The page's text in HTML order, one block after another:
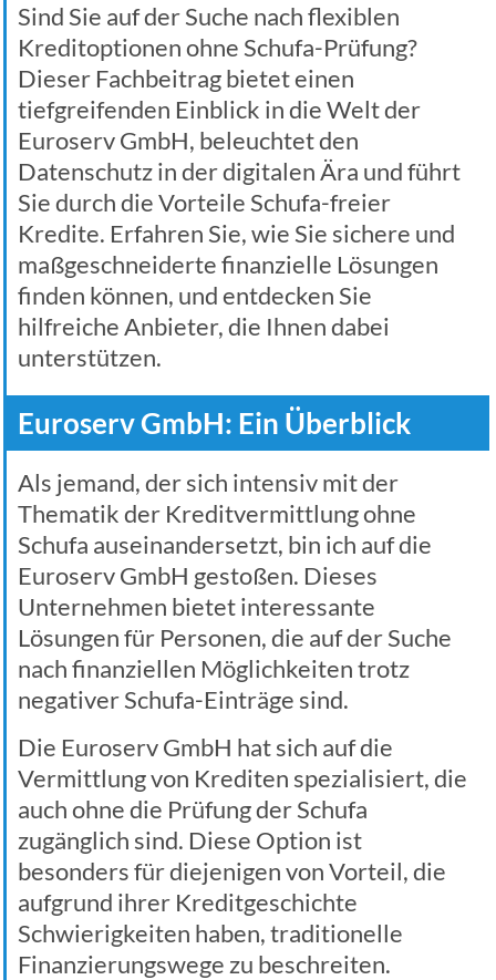
Sind Sie auf der Suche nach flexiblen
Kreditoptionen ohne Schufa-Prüfung?
Dieser Fachbeitrag bietet einen
tiefgreifenden Einblick in die Welt der
Euroserv GmbH, beleuchtet den
Datenschutz in der digitalen Ära und führt
Sie durch die Vorteile Schufa-freier
Kredite. Erfahren Sie, wie Sie sichere und
maßgeschneiderte finanzielle Lösungen
finden können, und entdecken Sie
hilfreiche Anbieter, die Ihnen dabei
unterstützen.
Euroserv GmbH: Ein Überblick
Als jemand, der sich intensiv mit der
Thematik der Kreditvermittlung ohne
Schufa auseinandersetzt, bin ich auf die
Euroserv GmbH gestoßen. Dieses
Unternehmen bietet interessante
Lösungen für Personen, die auf der Suche
nach finanziellen Möglichkeiten trotz
negativer Schufa-Einträge sind.
Die Euroserv GmbH hat sich auf die
Vermittlung von Krediten spezialisiert, die
auch ohne die Prüfung der Schufa
zugänglich sind. Diese Option ist
besonders für diejenigen von Vorteil, die
aufgrund ihrer Kreditgeschichte
Schwierigkeiten haben, traditionelle
Finanzierungswege zu beschreiten.